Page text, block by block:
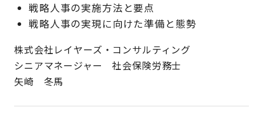
戦略人事の実施方法と要点
戦略人事の実現に向けた準備と態勢
株式会社レイヤーズ・コンサルティング
シニアマネージャー 社会保険労務士
矢崎 冬馬